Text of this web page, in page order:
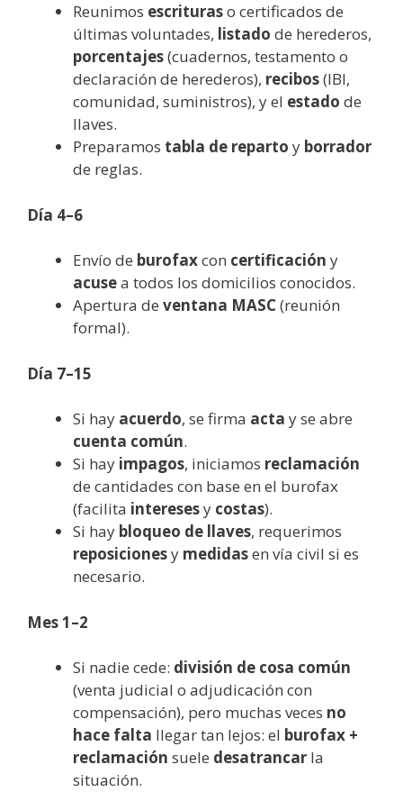
Reunimos escrituraso certificados de
últimas voluntades, listado de herederos,
porcentajes(cuadernos, testamento o
declaración de herederos), recibos(IBI,
comunidad, suministros), y el estado de
llaves.
Preparamos tabla de reparto y borrador
de reglas.
Día 4–6
Envío de burofaxcon certificación y
acusea todos los domicilios conocidos.
Apertura de ventana MASC(reunión
formal).
Día 7–15
Si hay acuerdo, se firma acta y se abre
cuenta común.
Si hay impagos, iniciamos reclamación
de cantidades con base en el burofax
(facilita interesesy costas).
Si hay bloqueo de llaves, requerimos
reposicionesy medidasen vía civil si es
necesario.
Mes 1–2
Si nadie cede: división de cosa común
(venta judicial o adjudicación con
compensación), pero muchas veces no
hace falta llegar tan lejos: el burofax +
reclamación suele desatrancar la
situación.